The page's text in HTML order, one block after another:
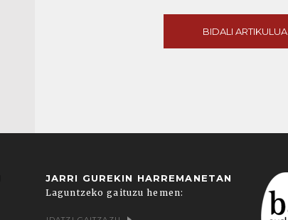
BIDALI ARTIKULUA
JARRI GUREKIN HARREMANETAN
Laguntzeko gaituzu hemen: